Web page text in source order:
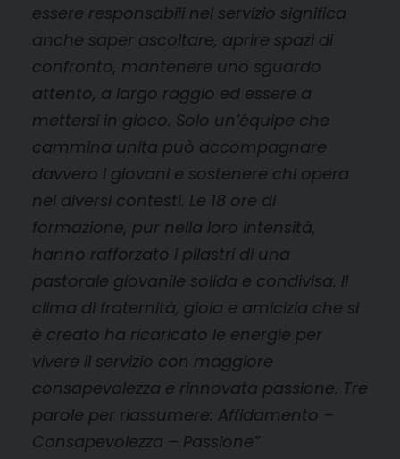
essere responsabili nel servizio significa
anche saper ascoltare, aprire spazi di
confronto, mantenere uno sguardo
attento, a largo raggio ed essere a
mettersi in gioco. Solo un’équipe che
cammina unita può accompagnare
davvero i giovani e sostenere chi opera
nei diversi contesti. Le 18 ore di
formazione, pur nella loro intensità,
hanno rafforzato i pilastri di una
pastorale giovanile solida e condivisa. Il
clima di fraternità, gioia e amicizia che si
è creato ha ricaricato le energie per
vivere il servizio con maggiore
consapevolezza e rinnovata passione. Tre
parole per riassumere: Affidamento –
Consapevolezza – Passione”